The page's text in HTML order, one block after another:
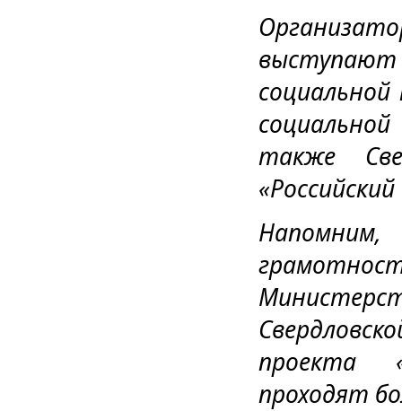
выступают
также
проекта
проходят